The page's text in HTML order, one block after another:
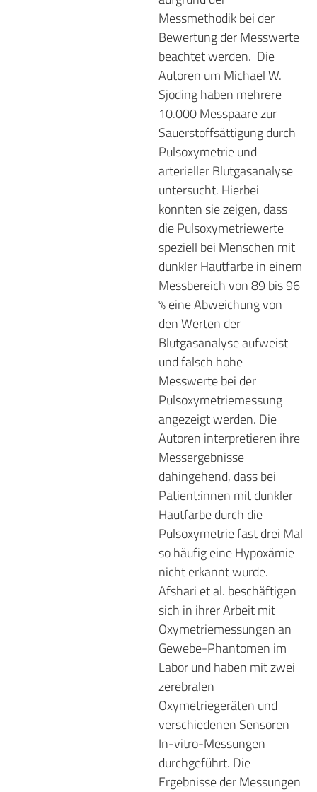
Messmethodik bei der
Bewertung der Messwerte
beachtet werden. Die
Autoren um Michael W.
Sjoding haben mehrere
10.000 Messpaare zur
Sauerstoffsättigung durch
Pulsoxymetrie und
arterieller Blutgasanalyse
untersucht. Hierbei
konnten sie zeigen, dass
die Pulsoxymetriewerte
speziell bei Menschen mit
dunkler Hautfarbe in einem
Messbereich von 89 bis 96
% eine Abweichung von
den Werten der
Blutgasanalyse aufweist
und falsch hohe
Messwerte bei der
Pulsoxymetriemessung
angezeigt werden. Die
Autoren interpretieren ihre
Messergebnisse
dahingehend, dass bei
Patient:innen mit dunkler
Hautfarbe durch die
Pulsoxymetrie fast drei Mal
so häufig eine Hypoxämie
nicht erkannt wurde.
Afshari et al. beschäftigen
sich in ihrer Arbeit mit
Oxymetriemessungen an
Gewebe-Phantomen im
Labor und haben mit zwei
zerebralen
Oxymetriegeräten und
verschiedenen Sensoren
In-vitro-Messungen
durchgeführt. Die
Ergebnisse der Messungen